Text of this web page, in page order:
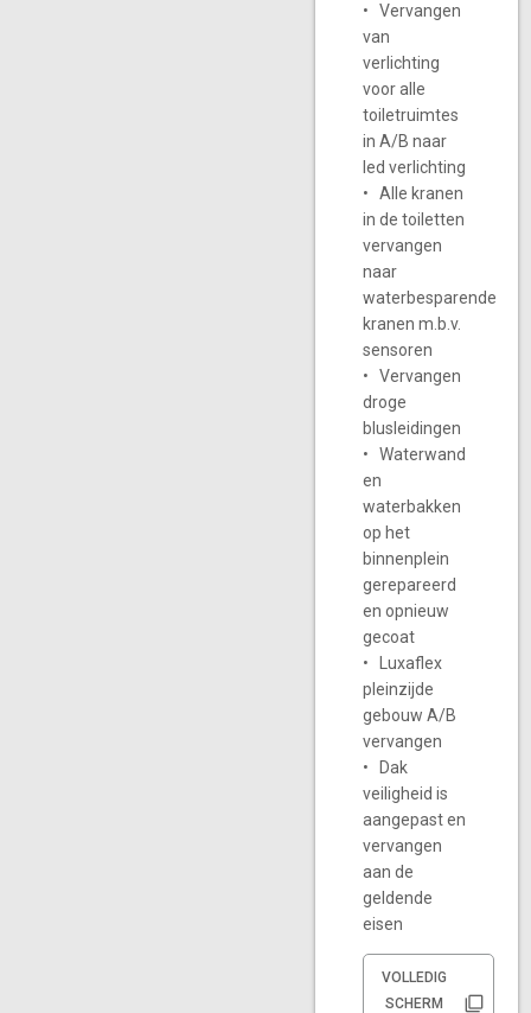
• Vervangen
van
verlichting
voor alle
toiletruimtes
in A/B naar
led verlichting
• Alle kranen
in de toiletten
vervangen
naar
waterbesparende
kranen m.b.v.
sensoren
• Vervangen
droge
blusleidingen
• Waterwand
en
waterbakken
op het
binnenplein
gerepareerd
en opnieuw
gecoat
• Luxaflex
pleinzijde
gebouw A/B
vervangen
• Dak
veiligheid is
aangepast en
vervangen
aan de
geldende
eisen
VOLLEDIG
SCHERM